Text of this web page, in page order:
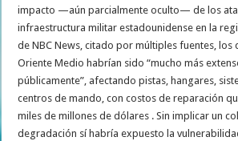
impacto —aún parcialmente oculto— de los
infraestructura militar estadounidense en la
de NBC News, citado por múltiples fuentes, los
Oriente Medio habrían sido “mucho más
públicamente”, afectando pistas, hangares,
centros de mando, con costos de reparación
miles de millones de dólares . Sin implicar un
degradación sí habría expuesto la